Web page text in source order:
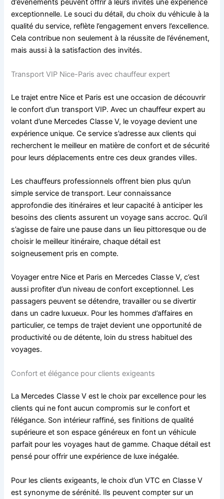
d’événements peuvent offrir à leurs invités une expérience
exceptionnelle. Le souci du détail, du choix du véhicule à la
qualité du service, reflète l’engagement envers l’excellence.
Cela contribue non seulement à la réussite de l’événement,
mais aussi à la satisfaction des invités.
Transport VIP Nice-Paris avec chauffeur expert
Le trajet entre Nice et Paris est une occasion de découvrir
le confort d’un transport VIP. Avec un chauffeur expert au
volant d’une Mercedes Classe V, le voyage devient une
expérience unique. Ce service s’adresse aux clients qui
recherchent le meilleur en matière de confort et de sécurité
pour leurs déplacements entre ces deux grandes villes.
Les chauffeurs professionnels offrent bien plus qu’un
simple service de transport. Leur connaissance
approfondie des itinéraires et leur capacité à anticiper les
besoins des clients assurent un voyage sans accroc. Qu’il
s’agisse de faire une pause dans un lieu pittoresque ou de
choisir le meilleur itinéraire, chaque détail est
soigneusement pris en compte.
Voyager entre Nice et Paris en Mercedes Classe V, c’est
aussi profiter d’un niveau de confort exceptionnel. Les
passagers peuvent se détendre, travailler ou se divertir
dans un cadre luxueux. Pour les hommes d’affaires en
particulier, ce temps de trajet devient une opportunité de
productivité ou de détente, loin du stress habituel des
voyages.
Confort et élégance pour clients exigeants
La Mercedes Classe V est le choix par excellence pour les
clients qui ne font aucun compromis sur le confort et
l’élégance. Son intérieur raffiné, ses finitions de qualité
supérieure et son espace généreux en font un véhicule
parfait pour les voyages haut de gamme. Chaque détail est
pensé pour offrir une expérience de luxe inégalée.
Pour les clients exigeants, le choix d’un VTC en Classe V
est synonyme de sérénité. Ils peuvent compter sur un